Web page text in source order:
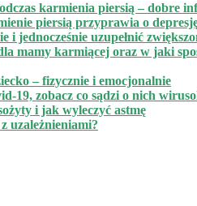
karmienia piersią – dobre
piersią przyprawia o
i jednocześnie uzupełnić
mamy karmiącej oraz w jaki
– fizycznie i emocjonalnie
19, zobacz co sądzi o nich
i jak wyleczyć astmę
uzależnieniami?